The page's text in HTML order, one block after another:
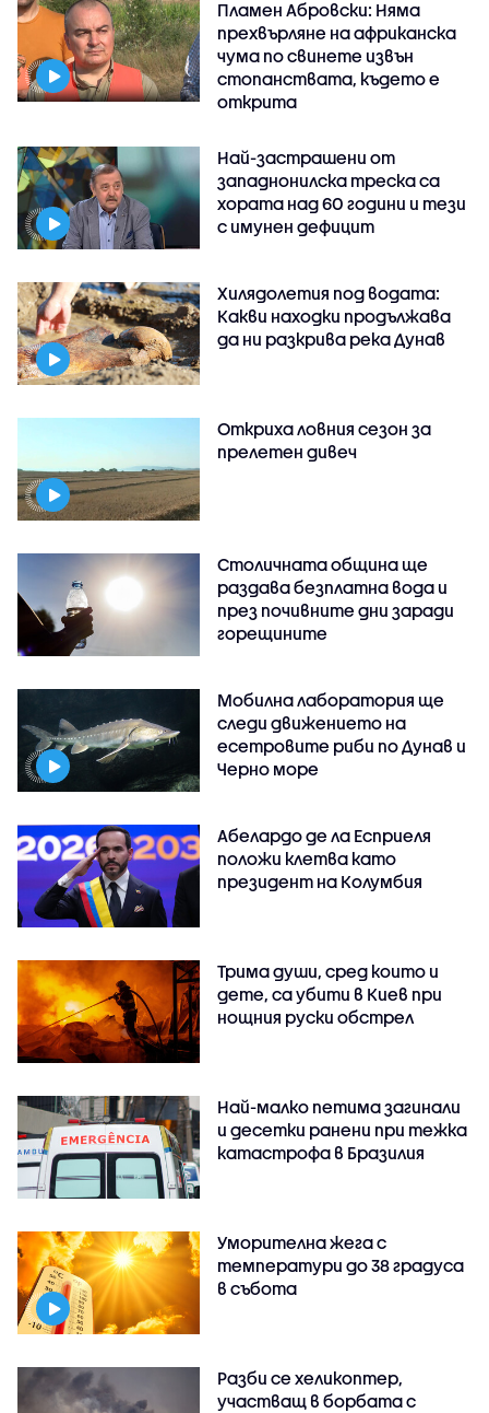
Пламен Абровски: Няма
прехвърляне на африканска
чума по свинете извън
стопанствата, където е
открита
Най-застрашени от
западнонилска треска са
хората над 60 години и тези
с имунен дефицит
Хилядолетия под водата:
Какви находки продължава
да ни разкрива река Дунав
Откриха ловния сезон за
прелетен дивеч
Столичната община ще
раздава безплатна вода и
през почивните дни заради
горещините
Мобилна лаборатория ще
следи движението на
есетровите риби по Дунав и
Черно море
Абелардо де ла Есприеля
положи клетва като
президент на Колумбия
Трима души, сред които и
дете, са убити в Киев при
нощния руски обстрел
Най-малко петима загинали
и десетки ранени при тежка
катастрофа в Бразилия
Уморителна жега с
температури до 38 градуса
в събота
Разби се хеликоптер,
участващ в борбата с